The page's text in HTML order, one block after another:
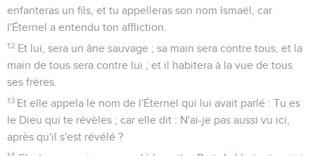
enfanteras un fils, et tu appelleras son nom Ismaël, car
l'Éternel a entendu ton affliction.
12 Et lui, sera un âne sauvage ; sa main sera contre tous, et la
main de tous sera contre lui ; et il habitera à la vue de tous
ses frères.
13 Et elle appela le nom de l'Éternel qui lui avait parlé : Tu es
le Dieu qui te révèles ; car elle dit : N'ai-je pas aussi vu ici,
après qu'il s'est révélé ?